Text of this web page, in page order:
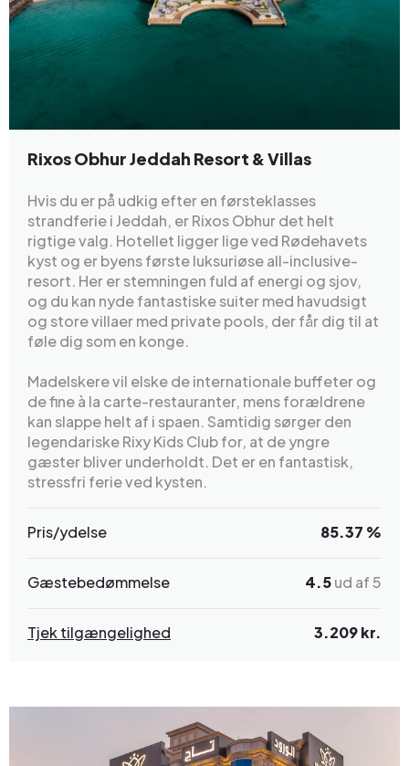
Rixos Obhur Jeddah Resort & Villas
Hvis du er på udkig efter en førsteklasses
strandferie i Jeddah, er Rixos Obhur det helt
rigtige valg. Hotellet ligger lige ved Rødehavets
kyst og er byens første luksuriøse all-inclusive-
resort. Her er stemningen fuld af energi og sjov,
og du kan nyde fantastiske suiter med havudsigt
og store villaer med private pools, der får dig til at
føle dig som en konge.
Madelskere vil elske de internationale buffeter og
de fine à la carte-restauranter, mens forældrene
kan slappe helt af i spaen. Samtidig sørger den
legendariske Rixy Kids Club for, at de yngre
gæster bliver underholdt. Det er en fantastisk,
stressfri ferie ved kysten.
Pris/ydelse 85.37 %
Gæstebedømmelse 4.5ud af 5
Tjek tilgængelighed 3.209 kr.